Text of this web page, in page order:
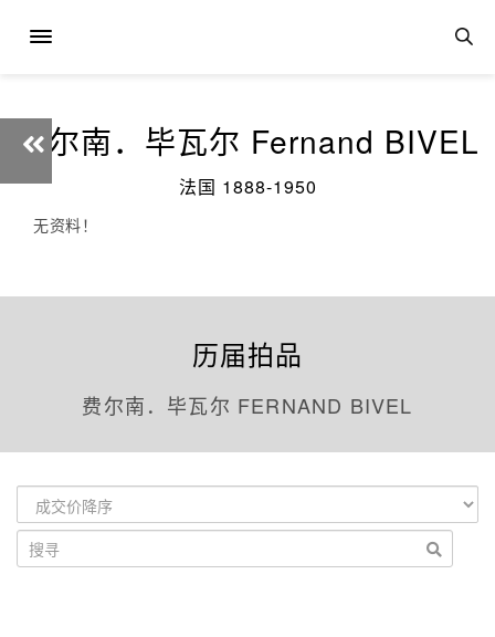
费尔南．毕瓦尔 Fernand BIVEL
法国 1888-1950
无资料！
历届拍品
费尔南．毕瓦尔 FERNAND BIVEL